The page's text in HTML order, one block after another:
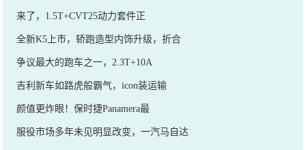
来了，1.5T+CVT25动力套件正
全新K5上市，轿跑造型内饰升级，折合
争议最大的跑车之一，2.3T+10A
吉利新车如路虎般霸气，icon装运输
颜值更炸眼！保时捷Panamera最
服役市场多年未见明显改变，一汽马自达